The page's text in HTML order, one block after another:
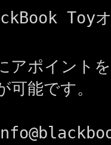
Toy
アポイント
可能です。